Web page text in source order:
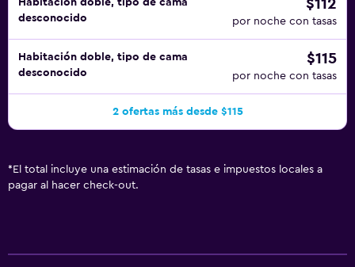
Habitación doble, tipo de cama
desconocido
$112
por noche con tasas
Habitación doble, tipo de cama
desconocido
$115
por noche con tasas
2 ofertas más desde $115
* El total incluye una estimación de tasas e impuestos locales a
pagar al hacer check-out.